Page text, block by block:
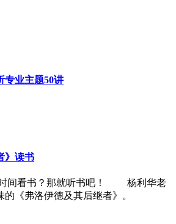
专业主题50讲
》读书
间看书？那就听书吧！ 杨利华老
的《弗洛伊德及其后继者》。